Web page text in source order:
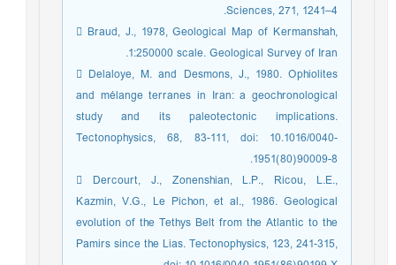
Sciences, 271, 1241–4.
 Braud, J., 1978, Geological Map of Kermanshah,
1:250000 scale. Geological Survey of Iran.
 Delaloye, M. and Desmons, J., 1980. Ophiolites
and mélange terranes in Iran: a geochronological
study and its paleotectonic implications.
Tectonophysics, 68, 83-111, doi: 10.1016/0040-
1951(80)90009-8.
 Dercourt, J., Zonenshian, L.P., Ricou, L.E.,
Kazmin, V.G., Le Pichon, et al., 1986. Geological
evolution of the Tethys Belt from the Atlantic to the
Pamirs since the Lias. Tectonophysics, 123, 241-315,